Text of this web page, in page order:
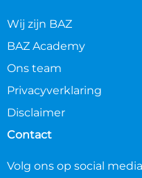
Wij zijn BAZ
BAZ Academy
Ons team
Privacyverklaring
Disclaimer
Contact
Volg ons op social